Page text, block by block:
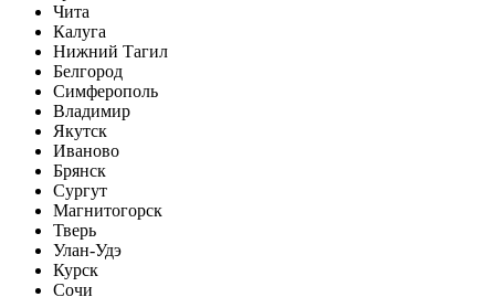
Чита
Калуга
Нижний Тагил
Белгород
Симферополь
Владимир
Якутск
Иваново
Брянск
Сургут
Магнитогорск
Тверь
Улан-Удэ
Курск
Сочи